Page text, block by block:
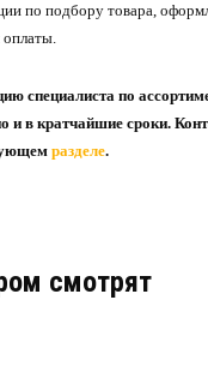
по подбору товара,
оплаты.
специалиста по
и в кратчайшие сроки.
разделе.
смотрят